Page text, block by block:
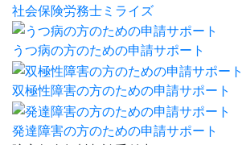
社会保険労務士ミライズ
うつ病の方のための申請サポート
双極性障害の方のための申請サポート
発達障害の方のための申請サポート